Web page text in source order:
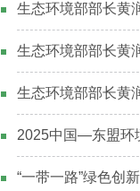
生态环境部部长黄
生态环境部部长黄
生态环境部部长黄
2025中国—东盟环
“一带一路”绿色创新